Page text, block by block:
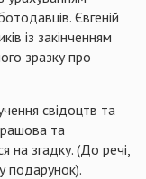
Євгеній
із закінченням
зразку про
свідоцтв та
та
на згадку. (До речі,
подарунок).